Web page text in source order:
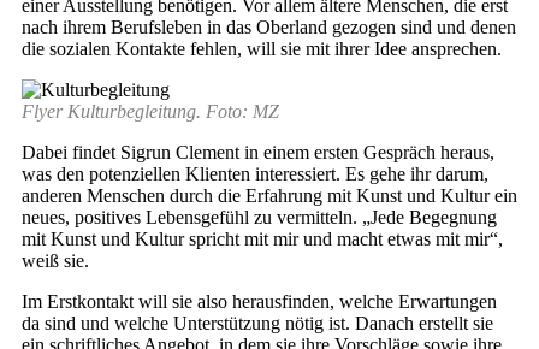
einer Ausstellung benötigen. Vor allem ältere Menschen, die erst
nach ihrem Berufsleben in das Oberland gezogen sind und denen
die sozialen Kontakte fehlen, will sie mit ihrer Idee ansprechen.
Flyer Kulturbegleitung. Foto: MZ
Dabei findet Sigrun Clement in einem ersten Gespräch heraus,
was den potenziellen Klienten interessiert. Es gehe ihr darum,
anderen Menschen durch die Erfahrung mit Kunst und Kultur ein
neues, positives Lebensgefühl zu vermitteln. „Jede Begegnung
mit Kunst und Kultur spricht mit mir und macht etwas mit mir“,
weiß sie.
Im Erstkontakt will sie also herausfinden, welche Erwartungen
da sind und welche Unterstützung nötig ist. Danach erstellt sie
ein schriftliches Angebot, in dem sie ihre Vorschläge sowie ihre